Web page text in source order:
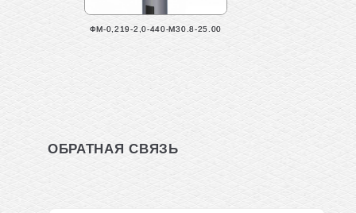
ФМ-0,219-2,0-440-М30.8-25.00
ОБРАТНАЯ СВЯЗЬ